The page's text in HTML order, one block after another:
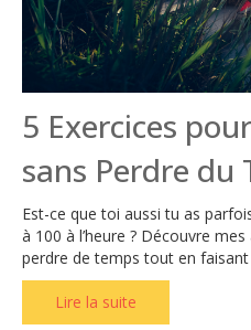
5 Exercices
sans Perdre du
Est-ce que toi aussi tu as
à 100 à l’heure ? Découvre
perdre de temps tout en faisant
Lire la suite